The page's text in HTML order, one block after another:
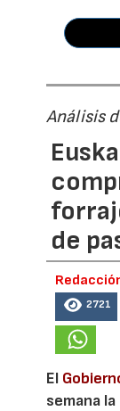
Análisis
de
2721
El
semana